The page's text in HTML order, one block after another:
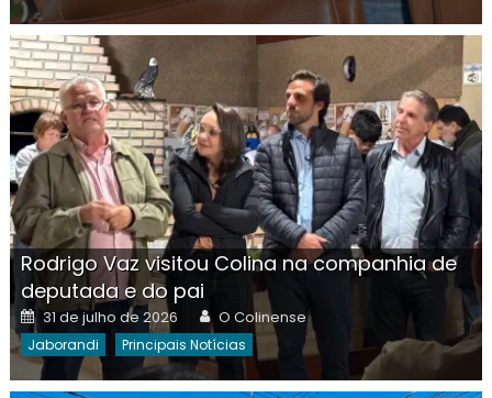
Rodrigo Vaz visitou Colina na companhia de
deputada e do pai
Posted
on
31 de julho de 2026 Author
O Colinense
Jaborandi Principais Notícias